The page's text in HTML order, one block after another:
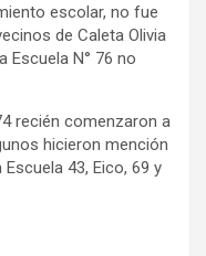
escolar, no fue
de Caleta Olivia
Escuela N° 76 no
recién comenzaron a
hicieron mención
43, Eico, 69 y